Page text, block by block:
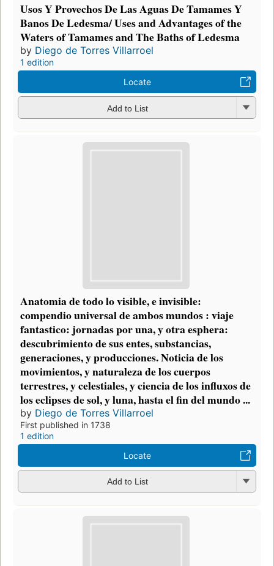
Usos Y Provechos De Las Aguas De Tamames Y
Banos De Ledesma/ Uses and Advantages of the
Waters of Tamames and The Baths of Ledesma
by Diego de Torres Villarroel
1 edition
Locate
Add to List
Anatomia de todo lo visible, e invisible:
compendio universal de ambos mundos : viaje
fantastico: jornadas por una, y otra esphera:
descubrimiento de sus entes, substancias,
generaciones, y producciones. Noticia de los
movimientos, y naturaleza de los cuerpos
terrestres, y celestiales, y ciencia de los influxos de
los eclipses de sol, y luna, hasta el fin del mundo ...
by Diego de Torres Villarroel
First published in 1738
1 edition
Locate
Add to List